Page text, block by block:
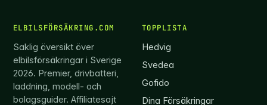
ELBILSFÖRSÄKRING.COM
Saklig översikt över
elbilsförsäkringar i Sverige
2026. Premier, drivbatteri,
laddning, modell- och
bolagsguider. Affiliatesajt
TOPPLISTA
Hedvig
Svedea
Gofido
Dina Försäkringar